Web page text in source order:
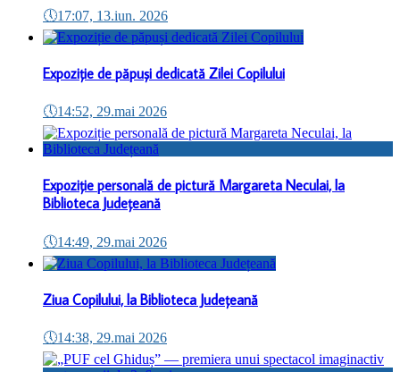
🕔17:07, 13.iun. 2026
Expoziție de păpuși dedicată Zilei Copilului
🕔14:52, 29.mai 2026
Expoziție personală de pictură Margareta Neculai, la
Biblioteca Județeană
🕔14:49, 29.mai 2026
Ziua Copilului, la Biblioteca Județeană
🕔14:38, 29.mai 2026